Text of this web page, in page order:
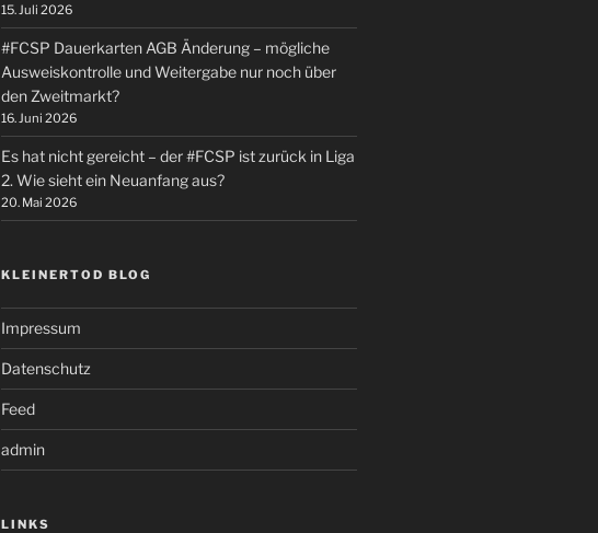
15. Juli 2026
#FCSP Dauerkarten AGB Änderung – mögliche
Ausweiskontrolle und Weitergabe nur noch über
den Zweitmarkt?
16. Juni 2026
Es hat nicht gereicht – der #FCSP ist zurück in Liga
2. Wie sieht ein Neuanfang aus?
20. Mai 2026
KLEINERTOD BLOG
Impressum
Datenschutz
Feed
admin
LINKS